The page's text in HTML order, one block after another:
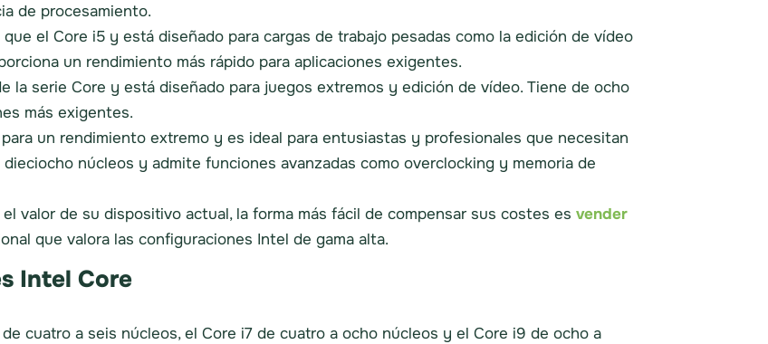
de procesamiento.
el Core i5 y está diseñado para cargas de trabajo pesadas como la edición de vídeo
un rendimiento más rápido para aplicaciones exigentes.
la serie Core y está diseñado para juegos extremos y edición de vídeo. Tiene de ocho
más exigentes.
un rendimiento extremo y es ideal para entusiastas y profesionales que necesitan
núcleos y admite funciones avanzadas como overclocking y memoria de
valor de su dispositivo actual, la forma más fácil de compensar sus costes es vender
que valora las configuraciones Intel de gama alta.
Intel Core
cuatro a seis núcleos, el Core i7 de cuatro a ocho núcleos y el Core i9 de ocho a